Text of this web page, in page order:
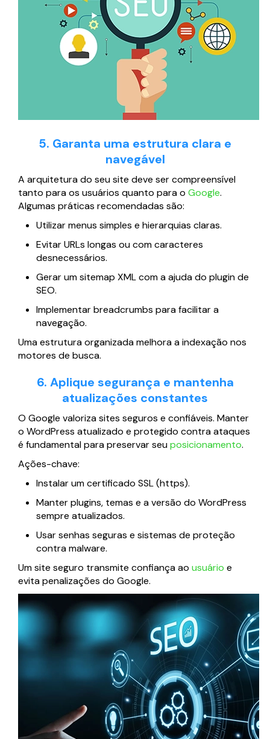
5. Garanta uma estrutura clara e
navegável
A arquitetura do seu site deve ser compreensível
tanto para os usuários quanto para o Google.
Algumas práticas recomendadas são:
Utilizar menus simples e hierarquias claras.
Evitar URLs longas ou com caracteres
desnecessários.
Gerar um sitemap XML com a ajuda do plugin de
SEO.
Implementar breadcrumbs para facilitar a
navegação.
Uma estrutura organizada melhora a indexação nos
motores de busca.
6. Aplique segurança e mantenha
atualizações constantes
O Google valoriza sites seguros e confiáveis. Manter
o WordPress atualizado e protegido contra ataques
é fundamental para preservar seuposicionamento.
Ações-chave:
Instalar um certificado SSL (https).
Manter plugins, temas e a versão do WordPress
sempre atualizados.
Usar senhas seguras e sistemas de proteção
contra malware.
Um site seguro transmite confiança ao usuário e
evita penalizações do Google.